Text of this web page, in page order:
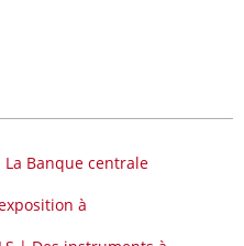
sur le terrain portant
des financements
de fer à écartement standard
à la frontière avec le
milliards d'euros (3,19 milliards
| La Banque centrale
à